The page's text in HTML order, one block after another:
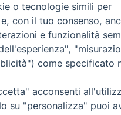
Mariae in Diocesi
13 - 71036 Lucera (FG) − tel.
info@diocesiluceratroia.it
522244 - e-mail:
o tecnologie simili per
con il tuo consenso,
e funzionalità
come specificato
acconsenti
su "personalizza" puoi